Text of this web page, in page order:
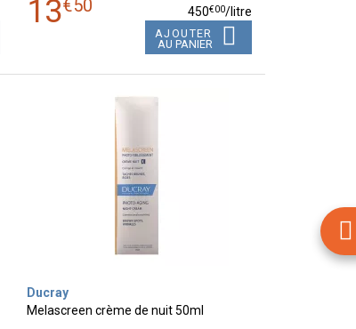
13€50 450€00/litre
AJOUTER
AU PANIER
Ducray
Melascreen crème de nuit 50ml